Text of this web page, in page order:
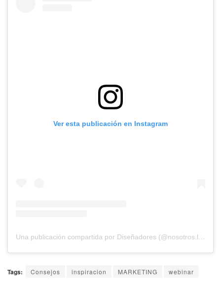
Ver esta publicación en Instagram
Una publicación compartida por Diseñadores (@nosotros.los.disenadores)
Tags: Consejos inspiracion MARKETING webinar